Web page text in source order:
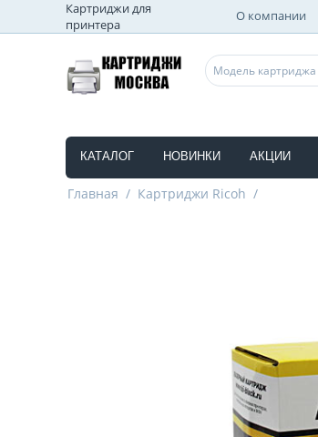
Картриджи для
принтера
О компании
КАТАЛОГ НОВИНКИ АКЦИИ
Главная / Картриджи Ricoh /